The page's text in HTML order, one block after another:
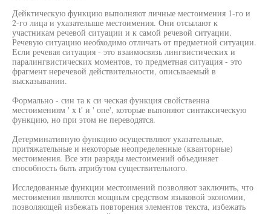
Дейктическую функцию выполняют личные местоимения 1-го и
2-го лица и ухазателыше местоимения. Они отсылают к
участникам речевой ситуации и к самой речевой ситуации.
Речевую ситуацию необходимо отличать от предметной ситуации.
Если речевая ситуация - это взаимосвязь лингвистических и
паралингвистических моментов, то предметная ситуация - это
фрагмент неречевой действительности, описываемый в
высказывании.
Формально - син та к си ческая функция свойственна
местоимениям ' х t' и ' опе', которые выпоняют синтаксическую
функцию, но при этом не переводятся.
Детерминативную функцию осуществляют указательные,
притяжательные и некоторые неопределенные (кванторные)
местоимения. Все эти разряды местоимений объединяет
способность быть атрибутом существительного.
Исследованные функции местоимений позволяют заключить, что
местоимения являются мощным средством языковой экономии,
позволяющей избежать повторения элементов текста, избежать